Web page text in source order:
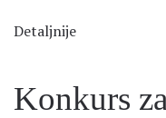
Detaljnije
Konkurs